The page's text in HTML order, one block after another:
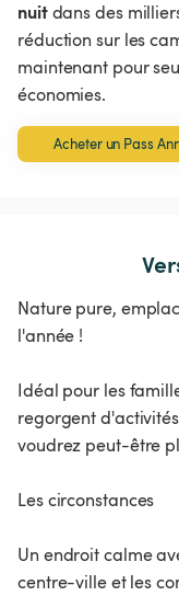
nuitdans des
réduction sur les
maintenant pour
économies.
Acheter un Pass
Nature pure,
l'année !
Idéal pour les
regorgent
voudrez peut-être
Les circonstances
Un endroit calme
centre-ville et les